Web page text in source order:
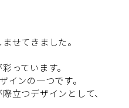
せてきました。
っています。
ンの一つです。
立つデザインとして、